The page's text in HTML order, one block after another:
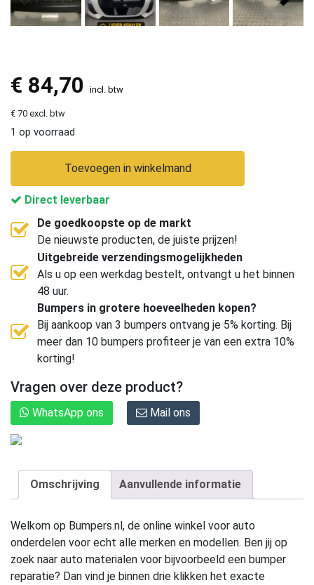
€ 84,70 incl. btw
€ 70 excl. btw
1 op voorraad
Toevoegen in winkelmand
Direct leverbaar
De goedkoopste op de markt
De nieuwste producten, de juiste prijzen!
Uitgebreide verzendingsmogelijkheden
Als u op een werkdag bestelt, ontvangt u het binnen
48 uur.
Bumpers in grotere hoeveelheden kopen?
Bij aankoop van 3 bumpers ontvang je 5% korting. Bij
meer dan 10 bumpers profiteer je van een extra 10%
korting!
Vragen over deze product?
WhatsApp ons Mail ons
Omschrijving Aanvullende informatie
Welkom op Bumpers.nl, de online winkel voor auto
onderdelen voor echt alle merken en modellen. Ben jij op
zoek naar auto materialen voor bijvoorbeeld een bumper
reparatie? Dan vind je binnen drie klikken het exacte